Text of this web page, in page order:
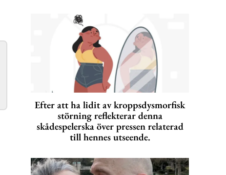
Efter att ha lidit av kroppsdysmorfisk
störning reflekterar denna
skådespelerska över pressen relaterad
till hennes utseende.